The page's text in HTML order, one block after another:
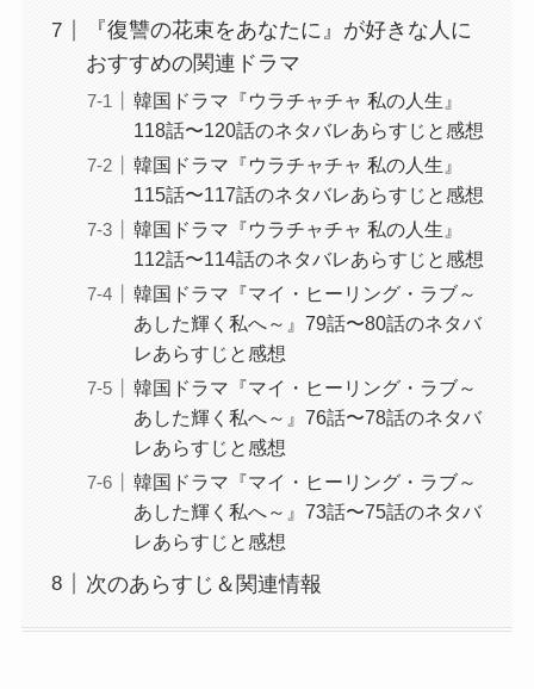
『復讐の花束をあなたに』が好きな人に
おすすめの関連ドラマ
韓国ドラマ『ウラチャチャ 私の人生』
118話〜120話のネタバレあらすじと感想
韓国ドラマ『ウラチャチャ 私の人生』
115話〜117話のネタバレあらすじと感想
韓国ドラマ『ウラチャチャ 私の人生』
112話〜114話のネタバレあらすじと感想
韓国ドラマ『マイ・ヒーリング・ラブ～
あした輝く私へ～』79話〜80話のネタバ
レあらすじと感想
韓国ドラマ『マイ・ヒーリング・ラブ～
あした輝く私へ～』76話〜78話のネタバ
レあらすじと感想
韓国ドラマ『マイ・ヒーリング・ラブ～
あした輝く私へ～』73話〜75話のネタバ
レあらすじと感想
次のあらすじ＆関連情報